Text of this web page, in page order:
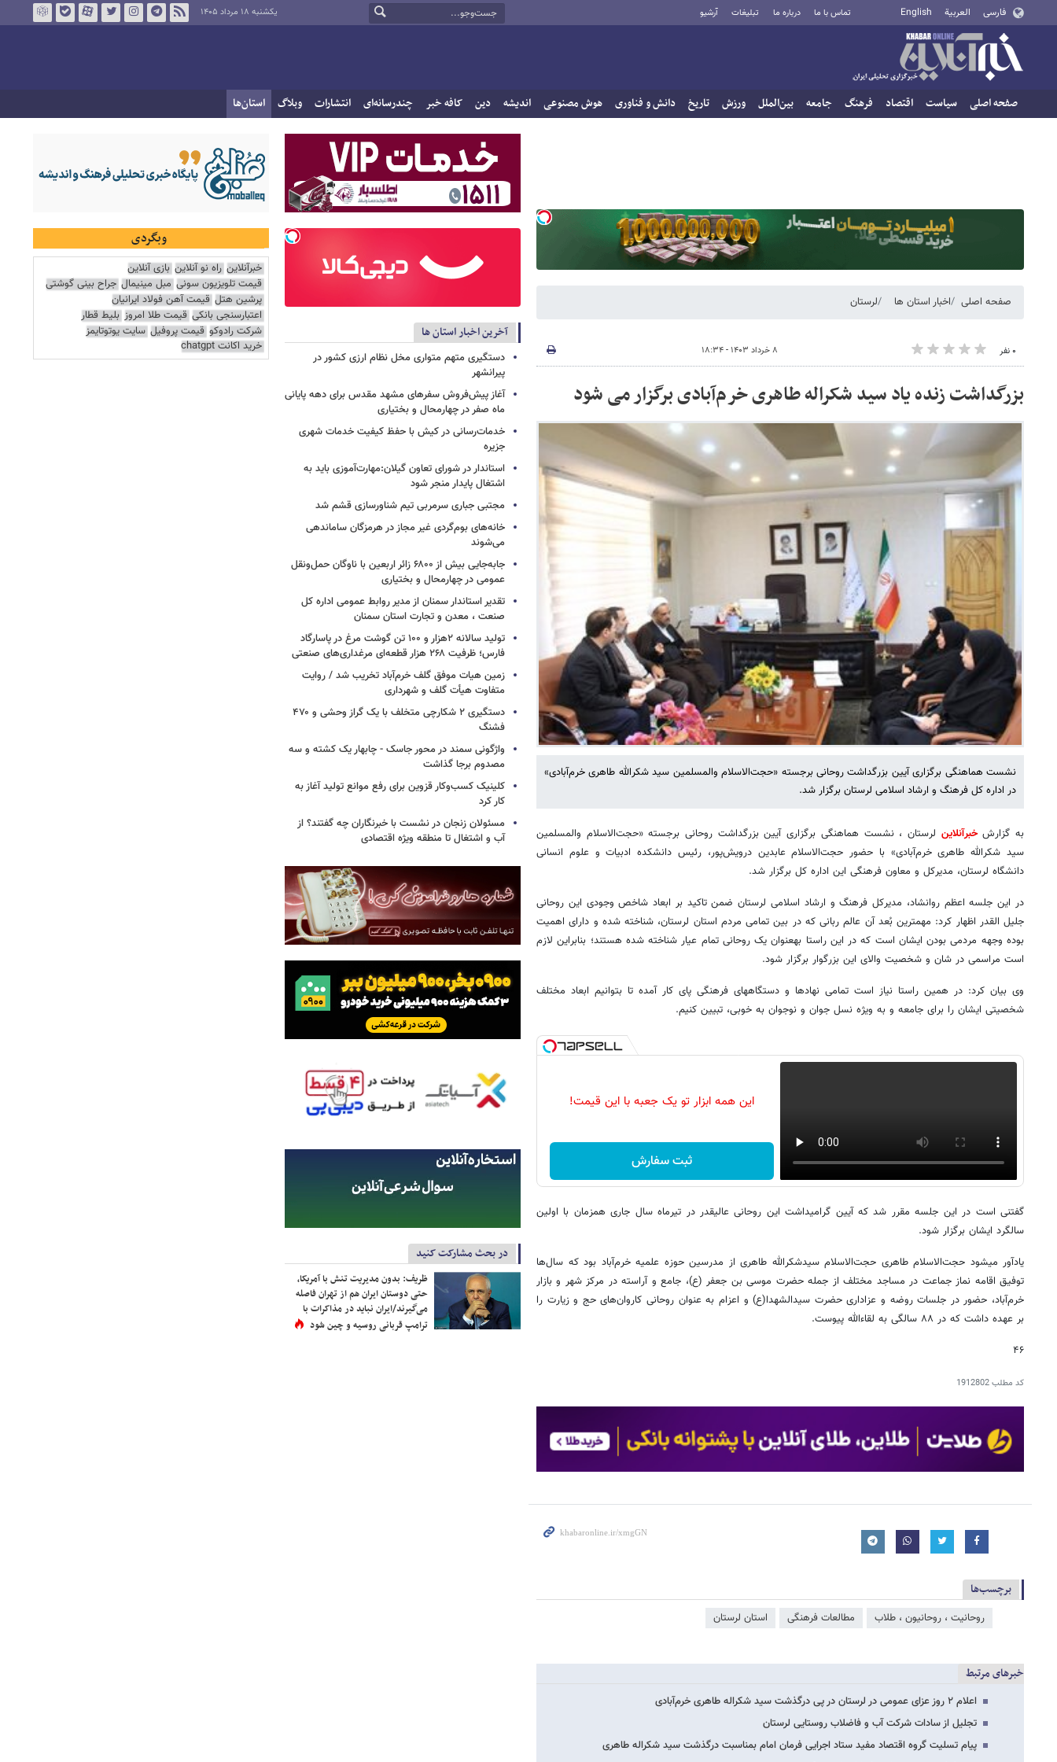
فارسی العربية English تماس با ما درباره ما تبلیغات آرشیو یکشنبه ۱۸ مرداد ۱۴۰۵
صفحه اصلی سیاست اقتصاد فرهنگ جامعه بین‌الملل ورزش تاریخ دانش و فناوری هوش مصنوعی اندیشه دین کافه خبر چندرسانه‌ای انتشارات وبلاگ استان‌ها
صفحه اصلی اخبار استان ها لرستان
۰ نفر ۸ خرداد ۱۴۰۳ - ۱۸:۳۴
بزرگداشت زنده یاد سید شکراله طاهری خرم‌آبادی برگزار می شود
نشست هماهنگی برگزاری آیین بزرگداشت روحانی برجسته «حجت‌الاسلام والمسلمین سید شکرالله طاهری خرم‌آبادی»
در اداره کل فرهنگ و ارشاد اسلامی لرستان برگزار شد.
به گزارشخبرآنلاین لرستان ، نشست هماهنگی برگزاری آیین بزرگداشت روحانی برجسته «حجت‌الاسلام والمسلمین
سید شکرالله طاهری خرم‌آبادی» با حضور حجت‌الاسلام عابدین درویش‌پور، رئیس دانشکده ادبیات و علوم انسانی
دانشگاه لرستان، مدیرکل و معاون فرهنگی این اداره کل برگزار شد.
در این جلسه اعظم روانشاد، مدیرکل فرهنگ و ارشاد اسلامی لرستان ضمن تاکید بر ابعاد شاخص وجودی این روحانی
جلیل القدر اظهار کرد: مهمترین بُعد آن عالم ربانی که در بین تمامی مردم استان لرستان، شناخته شده و دارای اهمیت
بوده وجهه مردمی بودن ایشان است که در این راستا به‎عنوان یک روحانی تمام عیار شناخته شده هستند؛ بنابراین لازم
است مراسمی در شان و شخصیت والای این بزرگوار برگزار شود.
وی بیان کرد: در همین راستا نیاز است تمامی نهادها و دستگاه‎های فرهنگی پای کار آمده تا بتوانیم ابعاد مختلف
شخصیتی ایشان را برای جامعه و به ویژه نسل جوان و نوجوان به خوبی، تبیین کنیم.
این همه ابزار تو یک جعبه با این قیمت!
ثبت سفارش
گفتنی است در این جلسه مقرر شد که آیین گرامی‎داشت این روحانی عالی‎قدر در تیرماه سال جاری همزمان با اولین
سالگرد ایشان برگزار شود.
یادآور می‎شود حجت‌الاسلام طاهری حجت‌الاسلام سیدشکرالله طاهری از مدرسین حوزه علمیه خرم‌آباد بود که سال‌ها
توفیق اقامه نماز جماعت در مساجد مختلف از جمله حضرت موسی بن جعفر (ع)، جامع و آراسته در مرکز شهر و بازار
خرم‌آباد، حضور در جلسات روضه و عزاداری حضرت سیدالشهدا(ع) و اعزام به عنوان روحانی کاروان‌های حج و زیارت را
بر عهده داشت که در ۸۸ سالگی به لقاءالله پیوست.
۴۶
کد مطلب1912802
برچسب‌ها
روحانیت ، روحانیون ، طلاب مطالعات فرهنگی استان لرستان
خبرهای مرتبط
اعلام ۲ روز عزای عمومی در لرستان در پی درگذشت سید شکراله طاهری خرم‌آبادی
تجلیل از سادات شرکت آب و فاضلاب روستایی لرستان
پیام تسلیت گروه اقتصاد مفید ستاد اجرایی فرمان امام بمناسبت درگذشت سید شکراله طاهری
آخرین اخبار استان ها
دستگیری متهم متواری مخل نظام ارزی کشور در
پیرانشهر
آغاز پیش‌فروش سفرهای مشهد مقدس برای دهه پایانی
ماه صفر در چهارمحال و بختیاری
خدمات‌رسانی در کیش با حفظ کیفیت خدمات شهری
جزیره
استاندار در شورای تعاون گیلان:مهارت‌آموزی باید به
اشتغال پایدار منجر شود
مجتبی جباری سرمربی تیم شناورسازی قشم شد
خانه‌های بوم‌گردی غیر مجاز در هرمزگان ساماندهی
می‌شوند
جابه‌جایی بیش از ۶۸۰۰ زائر اربعین با ناوگان حمل‌ونقل
عمومی در چهارمحال و بختیاری
تقدیر استاندار سمنان از مدیر روابط عمومی اداره کل
صنعت ، معدن و تجارت استان سمنان
تولید سالانه ۲هزار و ۱۰۰ تن گوشت مرغ در پاسارگاد
فارس؛ ظرفیت ۲۶۸ هزار قطعه‌ای مرغداری‌های صنعتی
زمین هیات موفق گلف خرم‌آباد تخریب شد / روایت
متفاوت هیأت گلف و شهرداری
دستگیری ۲ شکارچی متخلف با یک گراز وحشی و ۴۷۰
فشنگ
واژگونی سمند در محور جاسک - چابهار یک کشته و سه
مصدوم برجا گذاشت
کلینیک کسب‌وکار قزوین برای رفع موانع تولید آغاز به
کار کرد
مسئولان زنجان در نشست با خبرنگاران چه گفتند؟ از
آب و اشتغال تا منطقه ویژه اقتصادی
در بحث مشارکت کنید
ظریف: بدون مدیریت تنش با آمریکا،
حتی دوستان ایران هم از تهران فاصله
می‌گیرند/ایران نباید در مذاکرات با
ترامپ قربانی روسیه و چین شود
وبگردی
خبرآنلاین راه نو آنلاین بازی آنلاین
قیمت تلویزیون سونی مبل مینیمال جراح بینی گوشتی
پرشین هتل قیمت آهن فولاد ایرانیان
اعتبارسنجی بانکی قیمت طلا امروز بلیط قطار
شرکت رادوکو قیمت پروفیل سایت یوتوتایمز
خرید اکانت chatgpt